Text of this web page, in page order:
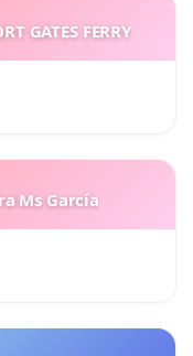
GATES FERRY
Ms García